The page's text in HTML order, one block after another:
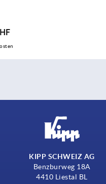
ab
zzgl. Versandkosten
KIPP SCHWEIZ AG
Benzburweg 18A
4410 Liestal BL